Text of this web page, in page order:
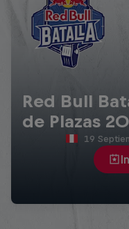
Red Bull
de Plazas
19